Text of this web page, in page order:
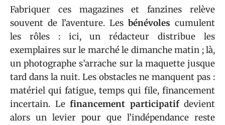
Fabriquer ces magazines et fanzines relève
souvent de l’aventure. Les bénévoles cumulent
les rôles : ici, un rédacteur distribue les
exemplaires sur le marché le dimanche matin ; là,
un photographe s’arrache sur la maquette jusque
tard dans la nuit. Les obstacles ne manquent pas :
matériel qui fatigue, temps qui file, financement
incertain. Le financement participatifdevient
alors un levier pour que l’indépendance reste